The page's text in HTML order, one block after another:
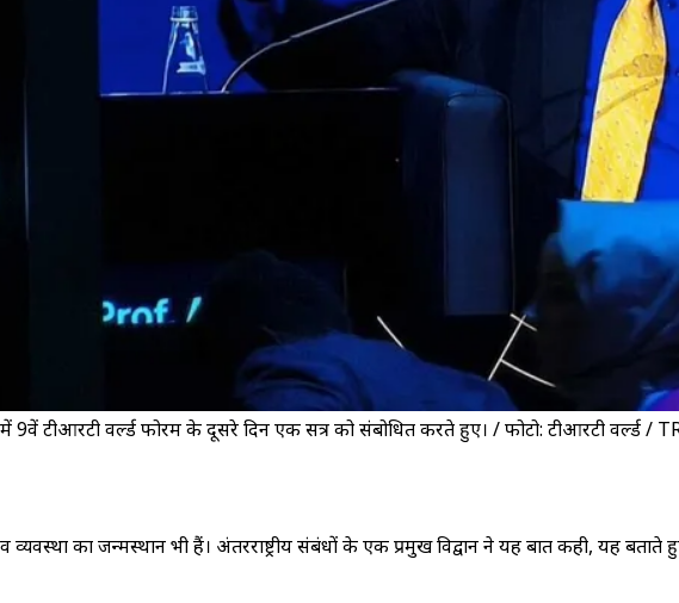
9वें टीआरटी वर्ल्ड फोरम के दूसरे दिन एक सत्र को संबोधित करते हुए। / फोटो: टीआरटी वर्ल्ड /
का जन्मस्थान भी हैं। अंतरराष्ट्रीय संबंधों के एक प्रमुख विद्वान ने यह बात कही, यह बताते